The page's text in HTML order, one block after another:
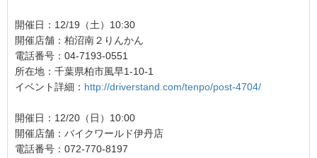
開催日：12/19（土）10:30
開催店舗：柏沼南２りんかん
電話番号：04-7193-0551
所在地：千葉県柏市風早1-10-1
イベント詳細： http://driverstand.com/tenpo/post-4704/
開催日：12/20（日）10:00
開催店舗：バイクワールド伊丹店
電話番号：072-770-8197